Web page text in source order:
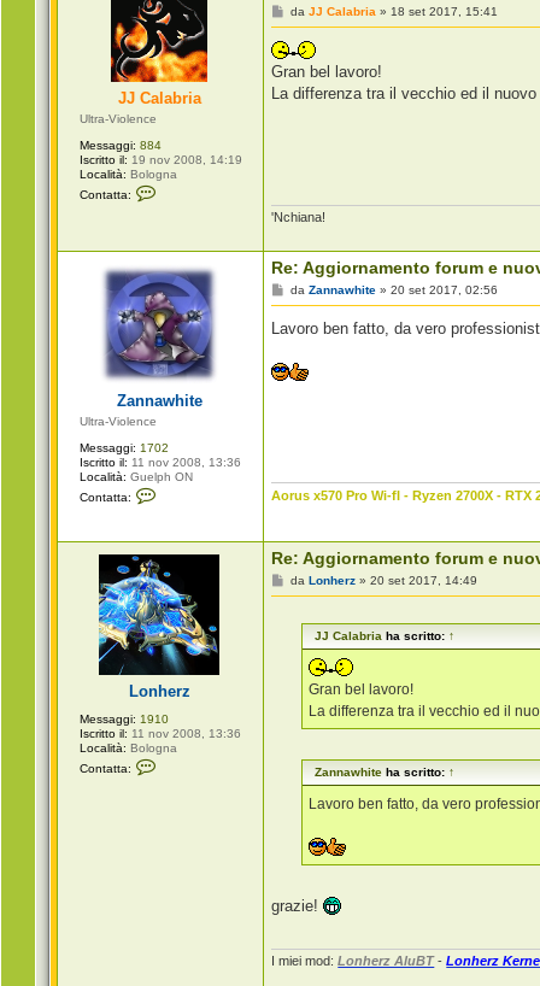
JJ Calabria
Ultra-Violence
Messaggi: 884
Iscritto il: 19 nov 2008, 14:19
Località: Bologna
Contatta:
t
a
J
J
C
a
l
a
r
M
e
s
a
g
daJJ Calabria » 18 set 2017, 15:41
Gran bel lavoro!
La differenza tra il vecchio ed il
'Nchiana!
Zannawhite
Ultra-Violence
Messaggi: 1702
Iscritto il: 11 nov 2008, 13:36
Località: Guelph ON
Contatta:
t
t
a
Z
a
n
n
a
w
h
t
e
Re: Aggiornamento forum e
M
e
s
g
daZannawhite »20 set 2017, 02:56
Lavoro ben fatto, da vero
Aorus x570 Pro Wi-fI - Ryzen 2700X - RTX
Lonherz
Messaggi: 1910
Iscritto il: 11 nov 2008, 13:36
Località: Bologna
Contatta:
Re: Aggiornamento forum e
M
e
daLonherz »20 set 2017, 14:49
JJ Calabria ha scritto: ↑
Gran bel lavoro!
La differenza tra il vecchio ed il
Zannawhite ha scritto: ↑
Lavoro ben fatto, da vero
grazie!
I miei mod:Lonherz AluBT-Lonherz